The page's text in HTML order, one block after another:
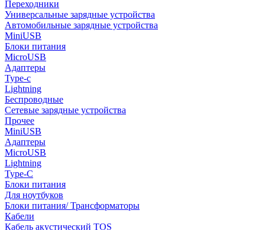
Переходники
Универсальные зарядные устройства
Автомобильные зарядные устройства
MiniUSB
Блоки питания
MicroUSB
Адаптеры
Type-c
Lightning
Беспроводные
Сетевые зарядные устройства
Прочее
MiniUSB
Адаптеры
MicroUSB
Lightning
Type-C
Блоки питания
Для ноутбуков
Блоки питания/ Трансформаторы
Кабели
Кабель акустический TOS